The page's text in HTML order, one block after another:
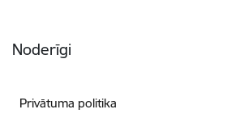
Noderīgi
Privātuma politika